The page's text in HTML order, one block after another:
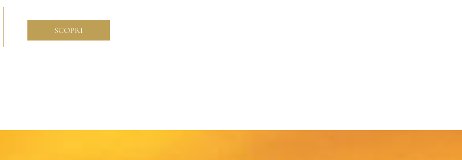
SCOPRI